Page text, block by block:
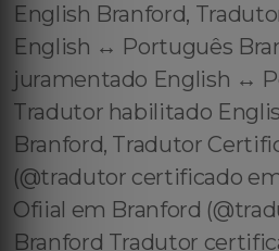
English Branford,
English ↔️ Português
juramentado English ↔️
Tradutor habilitado
Branford, Tradutor
(@tradutor certificado
Ofiial em Branford
Branford Tradutor